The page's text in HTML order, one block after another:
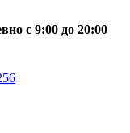
с 9:00 до 20:00